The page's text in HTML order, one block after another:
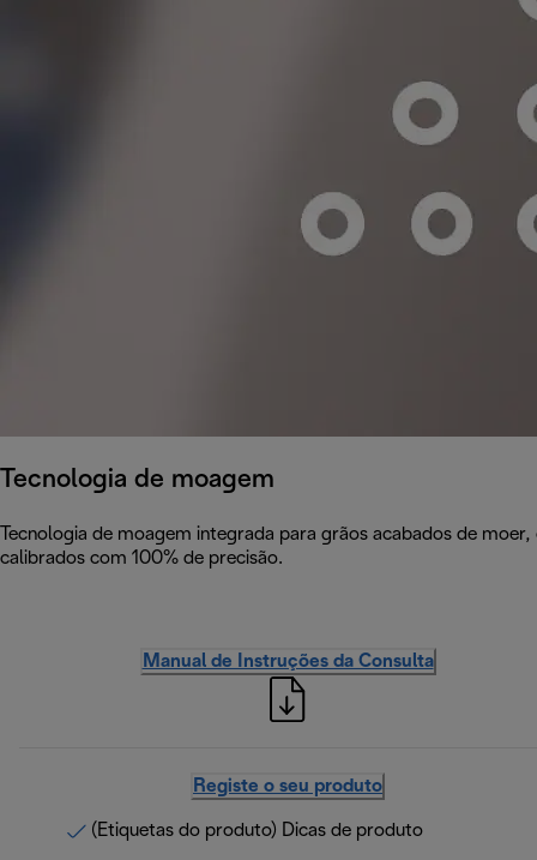
Tecnologia de moagem
Tecnologia de moagem integrada para grãos acabados de
calibrados com 100% de precisão.
Manual de Instruções da Consulta
Registe o seu produto
(Etiquetas do produto) Dicas de produto